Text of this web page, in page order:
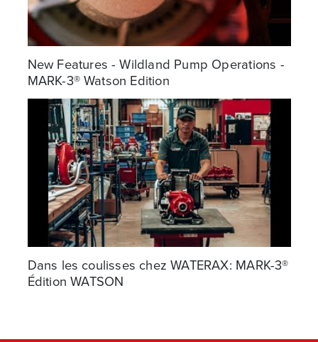
New Features - Wildland Pump Operations -
MARK-3® Watson Edition
Dans les coulisses chez WATERAX: MARK-3®
Édition WATSON